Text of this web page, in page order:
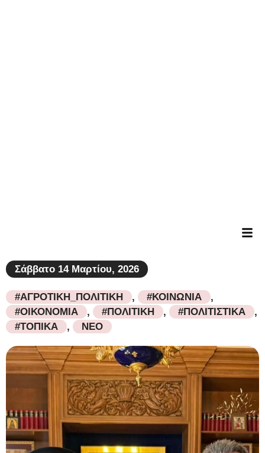
Σάββατο 14 Μαρτίου, 2026
#ΑΓΡΟΤΙΚΗ_ΠΟΛΙΤΙΚΗ , #ΚΟΙΝΩΝΙΑ
,
#ΟΙΚΟΝΟΜΙΑ
, #ΠΟΛΙΤΙΚΗ , #ΠΟΛΙΤΙΣΤΙΚΑ
,
#ΤΟΠΙΚΑ
, ΝΕΟ